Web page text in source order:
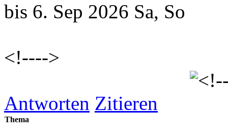
bis 6. Sep 2026 Sa, So
<!---->
Antworten Zitieren
Thema